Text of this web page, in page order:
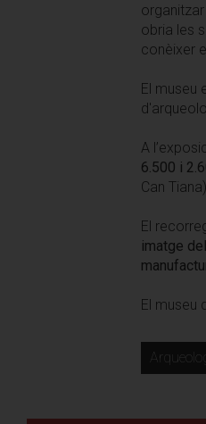
obria les
conèixer
El museu
A
6.500 i
Can
El
imatge
El museu